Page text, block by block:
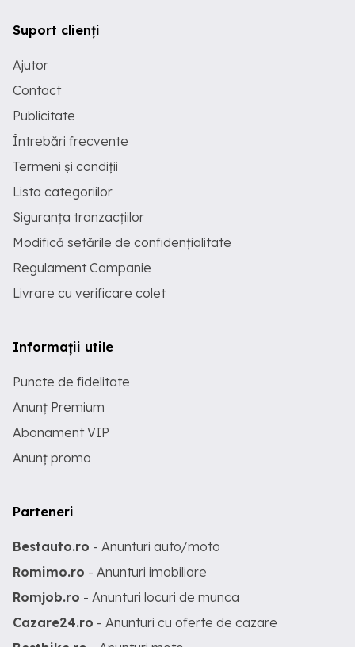
Suport clienți
Ajutor
Contact
Publicitate
Întrebări frecvente
Termeni și condiții
Lista categoriilor
Siguranța tranzacțiilor
Modifică setările de confidențialitate
Regulament Campanie
Livrare cu verificare colet
Informații utile
Puncte de fidelitate
Anunț Premium
Abonament VIP
Anunț promo
Parteneri
Bestauto.ro - Anunturi auto/moto
Romimo.ro - Anunturi imobiliare
Romjob.ro - Anunturi locuri de munca
Cazare24.ro - Anunturi cu oferte de cazare